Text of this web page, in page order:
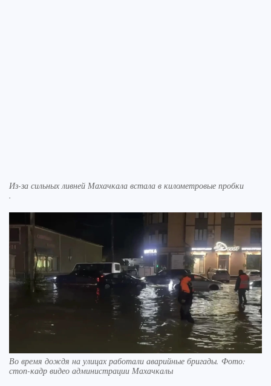
Из-за сильных ливней Махачкала встала в километровые пробки
.
Во время дождя на улицах работали аварийные бригады. Фото:
стоп-кадр видео администрации Махачкалы